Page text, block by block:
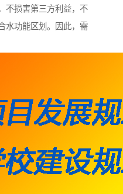
不损害第三方利益，不
水功能区划。因此，需